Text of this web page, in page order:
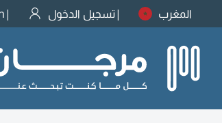
المغرب تسجيل الدخول